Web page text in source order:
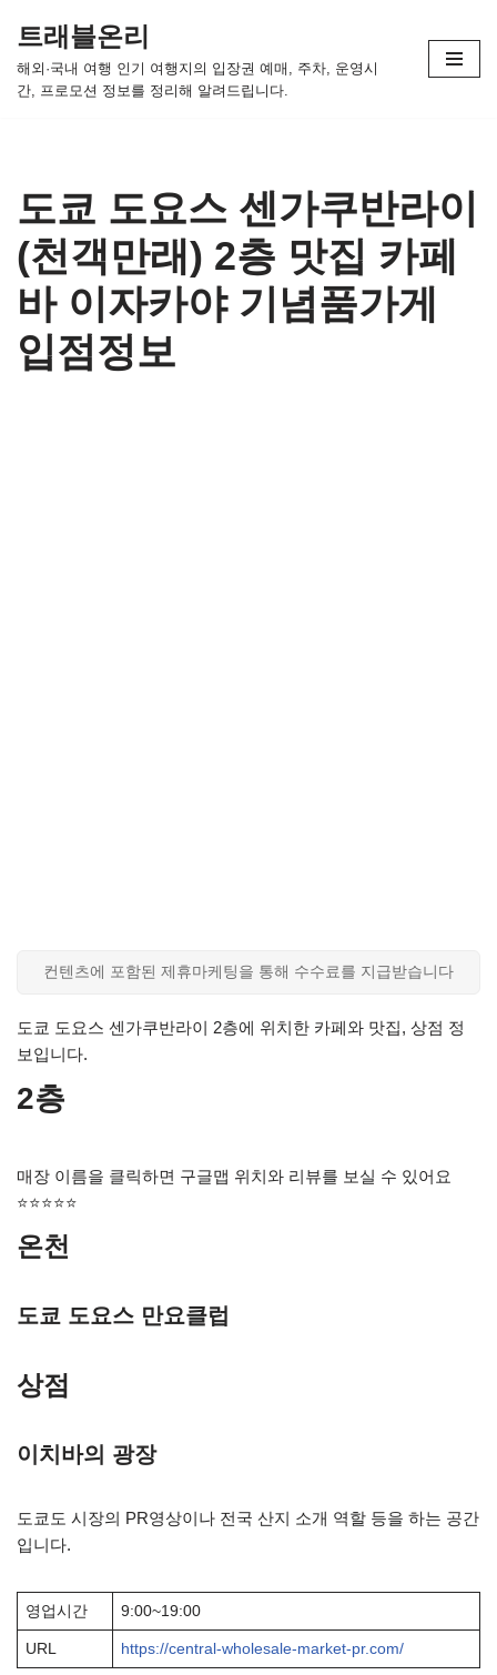
콘
텐
너
뛰
기
트래블온리
해외·국내 여행 인기 여행지의 입장권 예매, 주차, 운영시
간, 프로모션 정보를 정리해 알려드립니다.
도쿄 도요스 센가쿠반라이
(천객만래) 2층 맛집 카페
바 이자카야 기념품가게
입점정보
컨텐츠에 포함된 제휴마케팅을 통해 수수료를 지급받습니다
도쿄 도요스 센가쿠반라이 2층에 위치한 카페와 맛집, 상점 정
보입니다.
2층
매장 이름을 클릭하면 구글맵 위치와 리뷰를 보실 수 있어요
⭐⭐⭐⭐⭐
온천
도쿄 도요스 만요클럽
상점
이치바의 광장
도쿄도 시장의 PR영상이나 전국 산지 소개 역할 등을 하는 공간
입니다.
영업시간 9:00~19:00
URL https://central-wholesale-market-pr.com/